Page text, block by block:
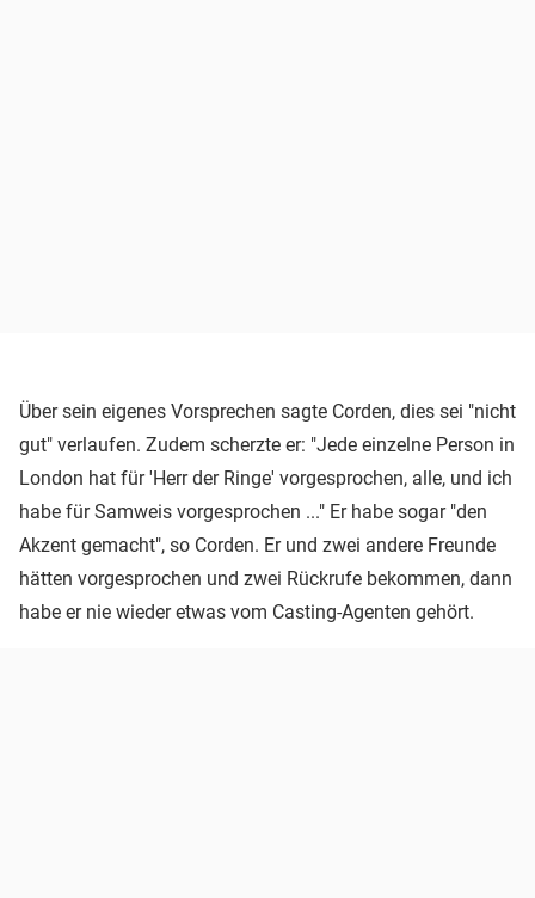
Über sein eigenes Vorsprechen sagte Corden, dies sei "nicht
gut" verlaufen. Zudem scherzte er: "Jede einzelne Person in
London hat für 'Herr der Ringe' vorgesprochen, alle, und ich
habe für Samweis vorgesprochen ..." Er habe sogar "den
Akzent gemacht", so Corden. Er und zwei andere Freunde
hätten vorgesprochen und zwei Rückrufe bekommen, dann
habe er nie wieder etwas vom Casting-Agenten gehört.